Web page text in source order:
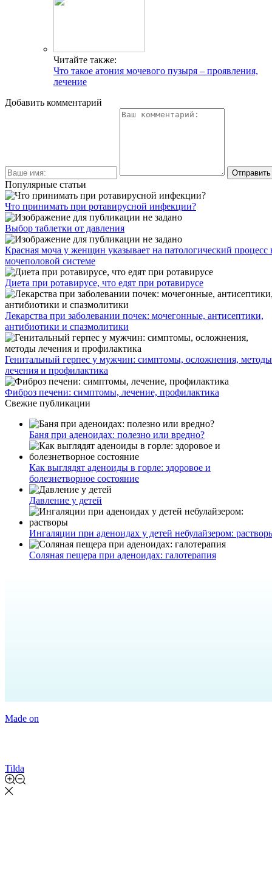
Читайте также:
Что такое атония мочевого пузыря – проявления,
лечение
Добавить комментарий
Популярные статьи
Что принимать при ротавирусной инфекции?
Выбор таблетки от давления
Красная моча у женщин указывает на патологический процесс
мочеполовой системе
Диета при ротавирусе, что едят при ротавирусе
Лекарства при заболевании почек: мочегонные, антисептики,
антибиотики и спазмолитики
Генитальный герпес у мужчин: симптомы, осложнения, методы
лечения и профилактика
Фиброз печени: симптомы, лечение, профилактика
Свежие публикации
Баня при аденоидах: полезно или вредно?
Как выглядят аденоиды в горле: здоровое и
болезнетворное состояние
Давление у детей
Ингаляции при аденоидах у детей небулайзером:
Соляная пещера при аденоидах: галотерапия
Made on
Tilda